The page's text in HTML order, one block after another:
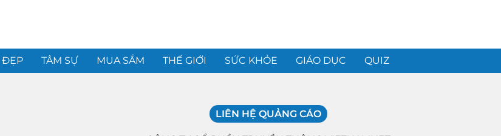
ĐẸP TÂM SỰ MUA SẮM THẾ GIỚI SỨC KHỎE GIÁO DỤC QUIZ
LIÊN HỆ QUẢNG CÁO